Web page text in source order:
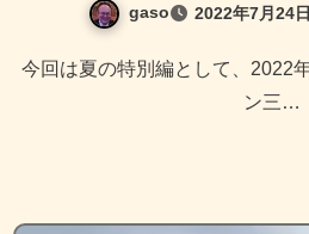
gaso 2022年7月24日
今回は夏の特別編として、2022年夏、福岡の冷やしラーメ
ン三…